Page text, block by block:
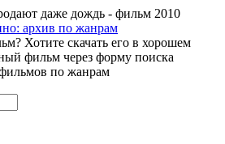
даже дождь - фильм 2010
архив по жанрам
Хотите скачать его в хорошем
фильм через форму поиска
по жанрам